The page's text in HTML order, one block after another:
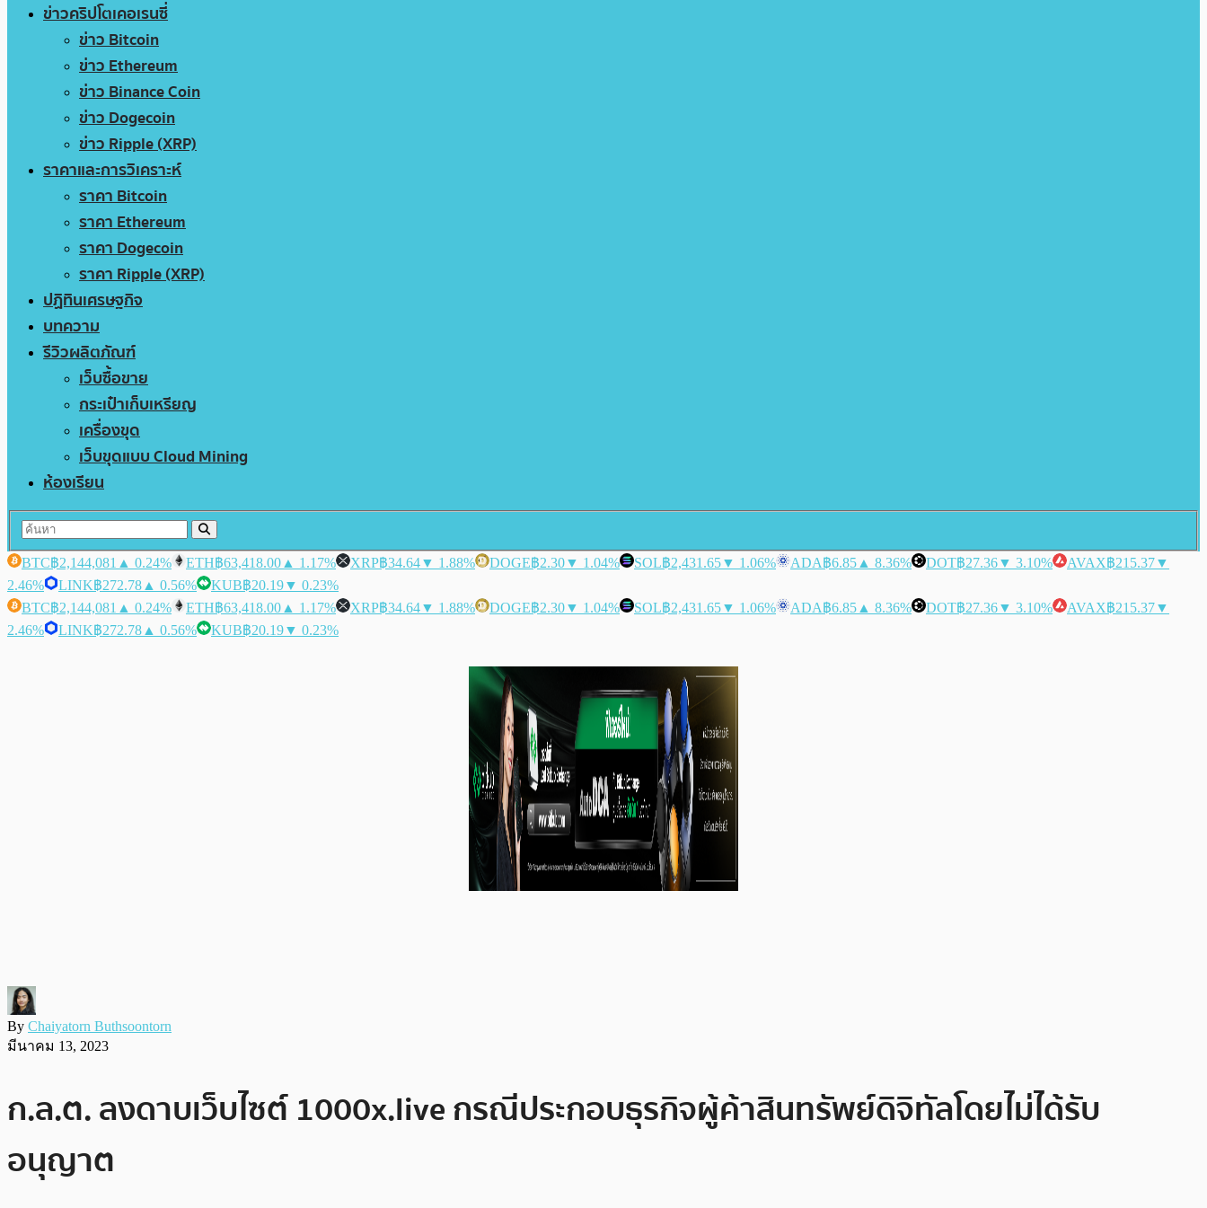
ข่าวคริปโตเคอเรนซี่
ข่าว Bitcoin
ข่าว Ethereum
ข่าว Binance Coin
ข่าว Dogecoin
ข่าว Ripple (XRP)
ราคาและการวิเคราะห์
ราคา Bitcoin
ราคา Ethereum
ราคา Dogecoin
ราคา Ripple (XRP)
ปฏิทินเศรษฐกิจ
บทความ
รีวิวผลิตภัณฑ์
เว็บซื้อขาย
กระเป๋าเก็บเหรียญ
เครื่องขุด
เว็บขุดแบบ Cloud Mining
ห้องเรียน
BTC฿2,144,081 ▲ 0.24% ETH฿63,418.00 ▲ 1.17% XRP฿34.64▼ 1.88% DOGE฿2.30▼ 1.04% SOL฿2,431.65▼ 1.06% ADA฿6.85 ▲ 8.36% DOT฿27.36▼ 3.10% AVAX฿215.37▼
2.46%
LINK฿272.78 ▲ 0.56% KUB฿20.19▼ 0.23%
BTC฿2,144,081 ▲ 0.24% ETH฿63,418.00 ▲ 1.17% XRP฿34.64▼ 1.88% DOGE฿2.30▼ 1.04% SOL฿2,431.65▼ 1.06% ADA฿6.85 ▲ 8.36% DOT฿27.36▼ 3.10% AVAX฿215.37▼
2.46%
LINK฿272.78 ▲ 0.56% KUB฿20.19▼ 0.23%
By Chaiyatorn Buthsoontorn
มีนาคม 13, 2023
ก.ล.ต. ลงดาบเว็บไซต์ 1000x.live กรณีประกอบธุรกิจผู้ค้าสินทรัพย์ดิจิทัลโดยไม่ได้รับ
อนุญาต